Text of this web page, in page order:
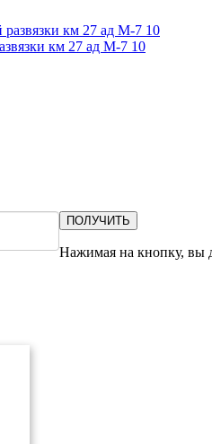
км 27 ад М-7 10
ПОЛУЧИТЬ
Нажимая на кнопку, вы